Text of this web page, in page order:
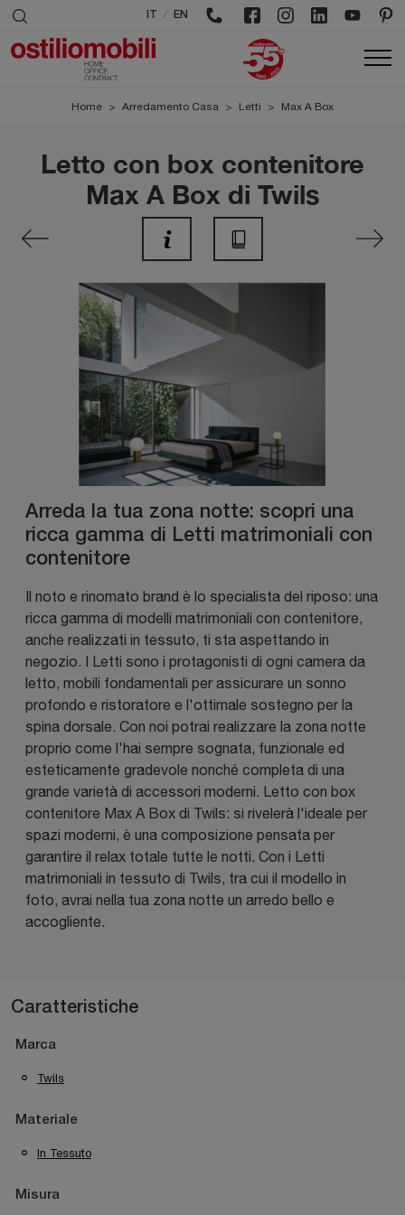
/ EN
Home > Arredamento Casa > Letti > Max A Box
Letto con box contenitore
Max A Box di Twils
Arreda la tua zona notte: scopri una
ricca gamma di Letti matrimoniali con
contenitore
Il noto e rinomato brand è lo specialista del riposo: una
ricca gamma di modelli matrimoniali con contenitore,
anche realizzati in tessuto, ti sta aspettando in
negozio. I Letti sono i protagonisti di ogni camera da
letto, mobili fondamentali per assicurare un sonno
profondo e ristoratore e l'ottimale sostegno per la
spina dorsale. Con noi potrai realizzare la zona notte
proprio come l'hai sempre sognata, funzionale ed
esteticamente gradevole nonché completa di una
grande varietà di accessori moderni. Letto con box
contenitore Max A Box di Twils: si rivelerà l'ideale per
spazi moderni, è una composizione pensata per
garantire il relax totale tutte le notti. Con i Letti
matrimoniali in tessuto di Twils, tra cui il modello in
foto, avrai nella tua zona notte un arredo bello e
accogliente.
Caratteristiche
Marca
Twils
Materiale
In Tessuto
Misura